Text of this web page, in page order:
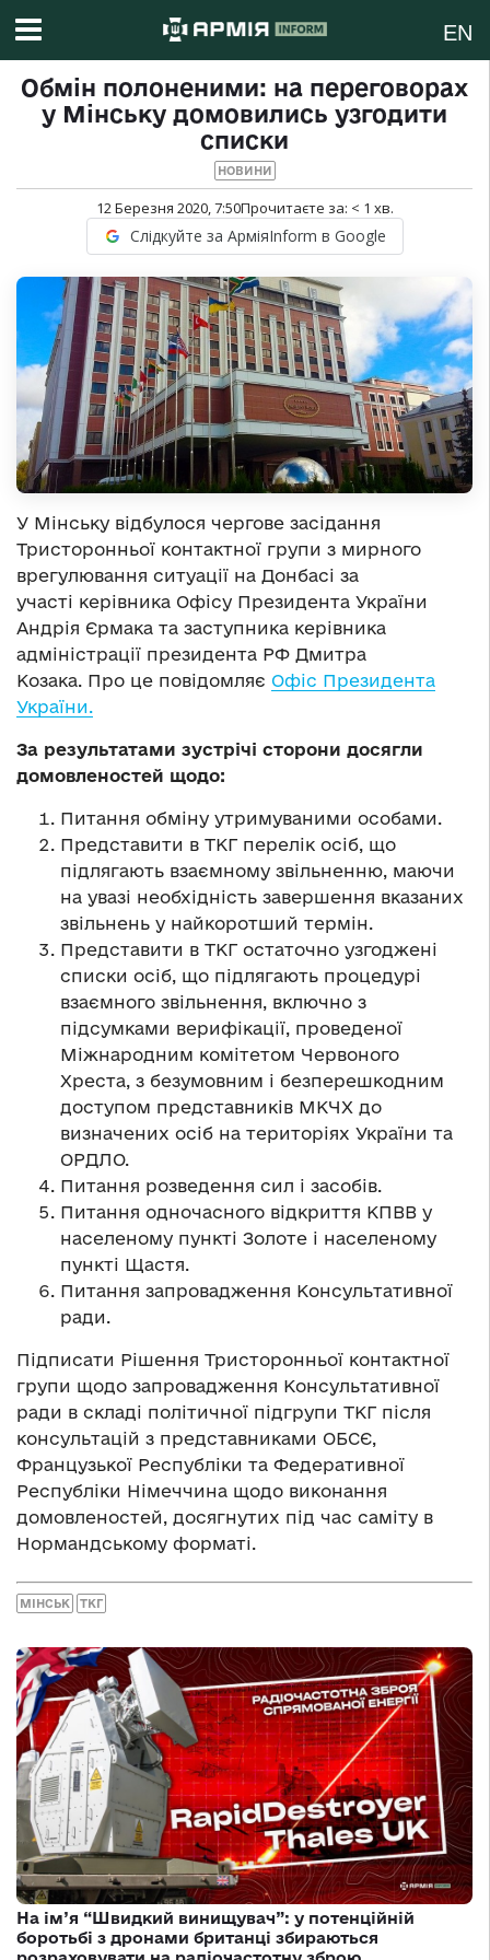
EN
Обмін полоненими: на переговорах
у Мінську домовились узгодити
списки
НОВИНИ
12 Березня 2020, 7:50Прочитаєте за: < 1 хв.
Слідкуйте за АрміяInform в Google
У Мінську відбулося чергове засідання
Тристоронньої контактної групи з мирного
врегулювання ситуації на Донбасі за
участі керівника Офісу Президента України
Андрія Єрмака та заступника керівника
адміністрації президента РФ Дмитра
Козака. Про це повідомляє Офіс Президента
України.
За результатами зустрічі сторони досягли
домовленостей щодо:
Питання обміну утримуваними особами.
Представити в ТКГ перелік осіб, що
підлягають взаємному звільненню, маючи
на увазі необхідність завершення вказаних
звільнень у найкоротший термін.
Представити в ТКГ остаточно узгоджені
списки осіб, що підлягають процедурі
взаємного звільнення, включно з
підсумками верифікації, проведеної
Міжнародним комітетом Червоного
Хреста, з безумовним і безперешкодним
доступом представників МКЧХ до
визначених осіб на територіях України та
ОРДЛО.
Питання розведення сил і засобів.
Питання одночасного відкриття КПВВ у
населеному пункті Золоте і населеному
пункті Щастя.
Питання запровадження Консультативної
ради.
Підписати Рішення Тристоронньої контактної
групи щодо запровадження Консультативної
ради в складі політичної підгрупи ТКГ після
консультацій з представниками ОБСЄ,
Французької Республіки та Федеративної
Республіки Німеччина щодо виконання
домовленостей, досягнутих під час саміту в
Нормандському форматі.
МІНСЬК ТКГ
На ім’я “Швидкий винищувач”: у потенційній
боротьбі з дронами британці збираються